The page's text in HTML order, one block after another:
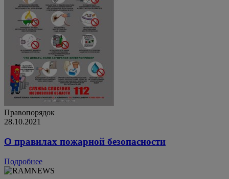
Правопорядок
28.10.2021
О правилах пожарной безопасности
Подробнее